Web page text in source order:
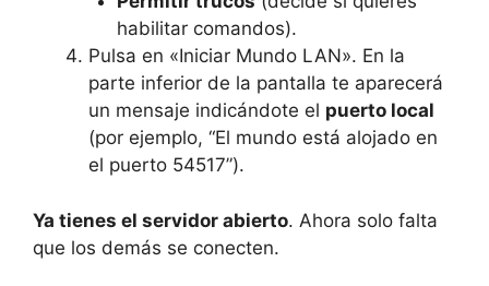
habilitar comandos).
Pulsa en «Iniciar Mundo LAN». En la
parte inferior de la pantalla te aparecerá
un mensaje indicándote el puerto local
(por ejemplo, “El mundo está alojado en
el puerto 54517”).
Ya tienes el servidor abierto. Ahora solo falta
que los demás se conecten.